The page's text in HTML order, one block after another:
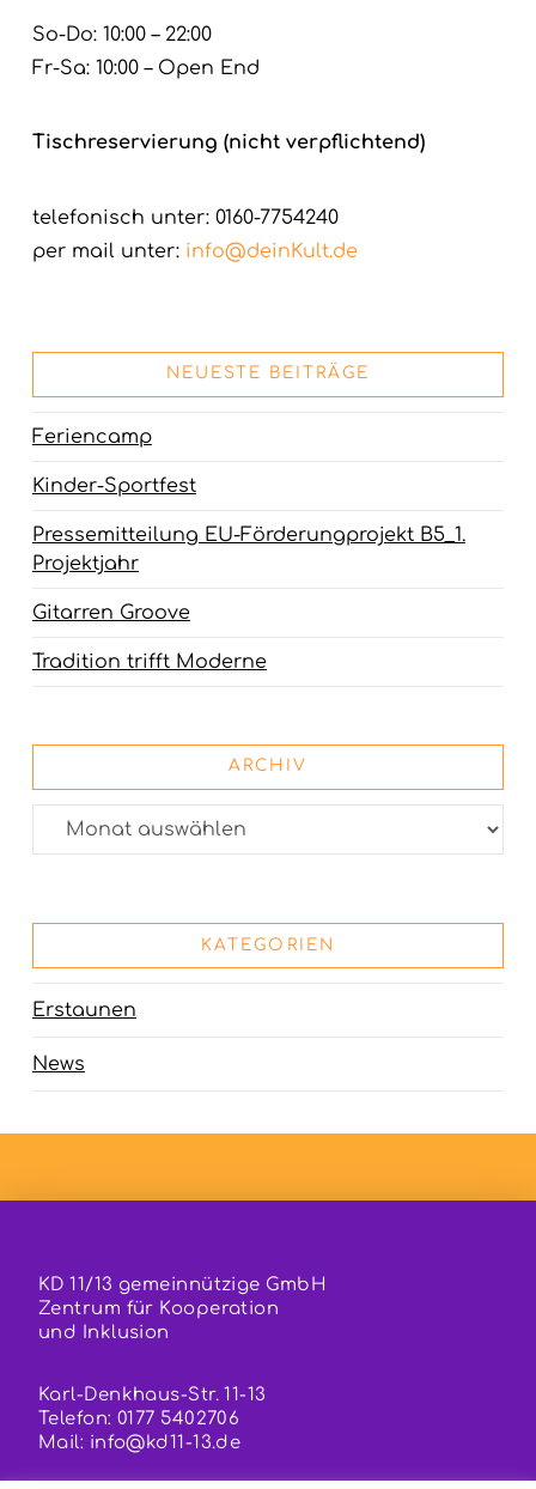
So-Do: 10:00 – 22:00
Fr-Sa: 10:00 – Open End
Tischreservierung (nicht verpflichtend)
telefonisch unter: 0160-7754240
per mail unter: info@deinKult.de
NEUESTE BEITRÄGE
Feriencamp
Kinder-Sportfest
Pressemitteilung EU-Förderungprojekt B5_1.
Projektjahr
Gitarren Groove
Tradition trifft Moderne
ARCHIV
Archiv
KATEGORIEN
Erstaunen
News
KD 11/13 gemeinnützige GmbH
Zentrum für Kooperation
und Inklusion
Karl-Denkhaus-Str. 11-13
Telefon: 0177 5402706
Mail: info@kd11-13.de